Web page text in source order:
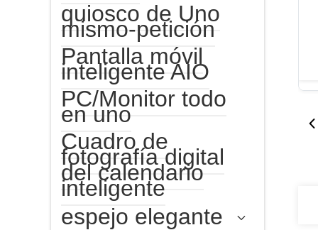
quiosco de Uno
mismo-petición
Pantalla móvil
inteligente AIO
PC/Monitor todo
en uno
Cuadro de
fotografía digital
del calendario
inteligente
espejo elegante